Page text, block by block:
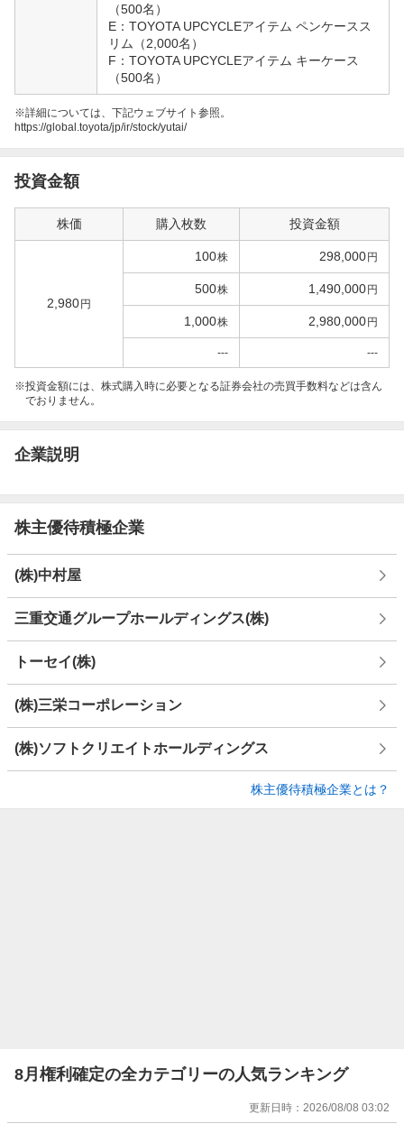
（500名）
E：TOYOTA UPCYCLEアイテム ペンケースス
リム（2,000名）
F：TOYOTA UPCYCLEアイテム キーケース
（500名）
※詳細については、下記ウェブサイト参照。
https://global.toyota/jp/ir/stock/yutai/
投資金額
株価 購入枚数 投資金額
2,980円
100株 298,000円
500株 1,490,000円
1,000株 2,980,000円
--- ---
投資金額には、株式購入時に必要となる証券会社の売買手数料などは含ん
でおりません。
企業説明
株主優待積極企業
(株)中村屋
三重交通グループホールディングス(株)
トーセイ(株)
(株)三栄コーポレーション
(株)ソフトクリエイトホールディングス
株主優待積極企業とは？
8月権利確定の全カテゴリーの人気ランキング
更新日時： 2026/08/08 03:02